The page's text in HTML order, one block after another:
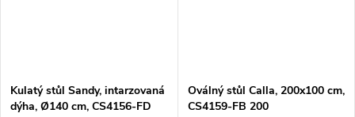
Kulatý stůl Sandy, intarzovaná
dýha, Ø140 cm, CS4156-FD
Oválný stůl Calla, 200x100 cm,
CS4159-FB 200